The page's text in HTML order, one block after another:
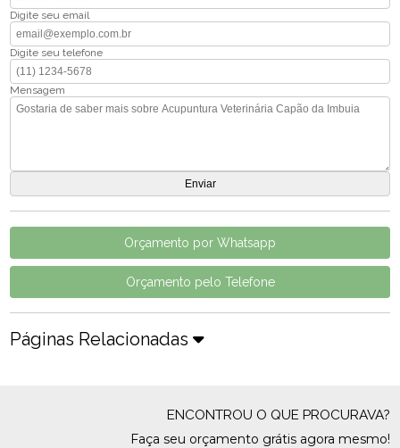
Digite seu email
Digite seu telefone
Mensagem
Orçamento por Whatsapp
Orçamento pelo Telefone
Páginas Relacionadas
ENCONTROU O QUE PROCURAVA?
Faça seu orçamento grátis agora mesmo!